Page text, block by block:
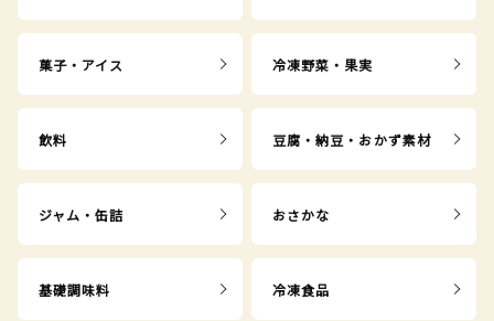
菓子・アイス 冷凍野菜・果実
飲料 豆腐・納豆・おかず素材
ジャム・缶詰 おさかな
基礎調味料 冷凍食品